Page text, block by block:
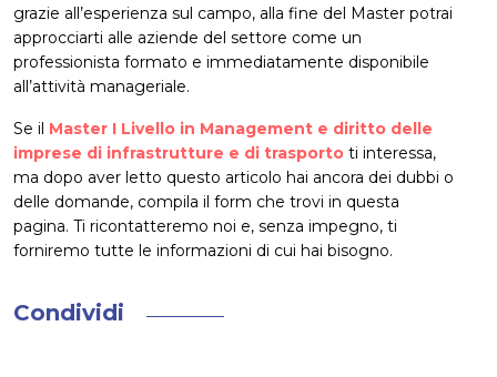
grazie all’esperienza sul campo, alla fine del Master potrai
approcciarti alle aziende del settore come un
professionista formato e immediatamente disponibile
all’attività manageriale.
Se il Master I Livello in Management e diritto delle
imprese di infrastrutture e di trasporto ti interessa,
ma dopo aver letto questo articolo hai ancora dei dubbi o
delle domande, compila il form che trovi in questa
pagina. Ti ricontatteremo noi e, senza impegno, ti
forniremo tutte le informazioni di cui hai bisogno.
Condividi